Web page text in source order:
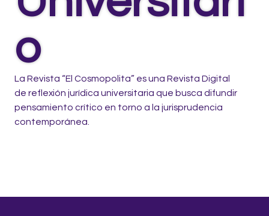
o
La Revista “El Cosmopolita” es una Revista Digital
de reflexión jurídica universitaria que busca difundir
pensamiento crítico en torno a la jurisprudencia
contemporánea.